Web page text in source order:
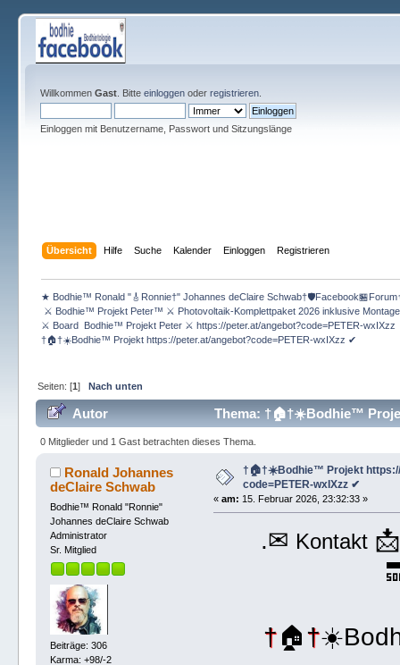
Willkommen Gast. Bitte einloggenoder registrieren.
Einloggen mit Benutzername, Passwort und Sitzungslänge
Übersicht Hilfe Suche Kalender Einloggen Registrieren
★ Bodhie™ Ronald "🎸Ronnie†" Johannes deClaire
⚔ Bodhie™ Projekt Peter™ ⚔ Photovoltaik-Komplettpaket 2026 inklusive
⚔ Board  Bodhie™ Projekt Peter ⚔ https://peter.at/angebot?code=PETER-
†🏠†☀️Bodhie™ Projekt https://peter.at/angebot?code=PETER-wxIXzz ✔
Seiten: [1] Nach unten
Autor
Thema: †🏠†☀️Bodhie™
mal)
0 Mitglieder und 1 Gast betrachten dieses Thema.
Ronald Johannes
deClaire Schwab
Bodhie™ Ronald "Ronnie"
Johannes deClaire Schwab
Administrator
Sr. Mitglied
Beiträge: 306
Karma: +98/-2
†🏠†☀️Bodhie™ Projekt
code=PETER-wxIXzz ✔
«am: 15. Februar 2026, 23:32:33 »
.✉ Kontakt
†🏠†